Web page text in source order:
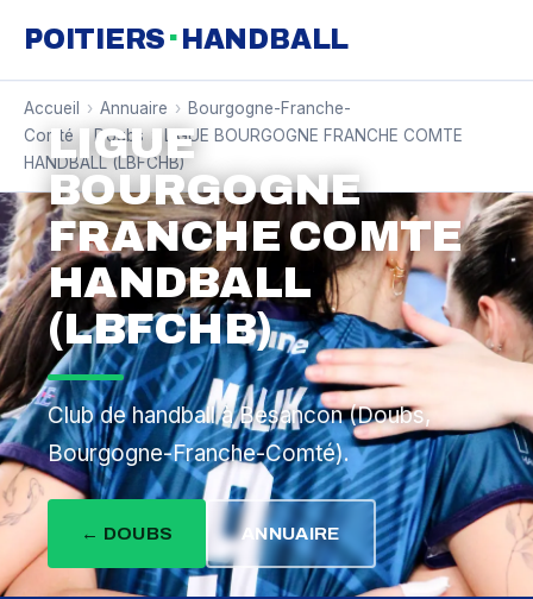
POITIERS · HANDBALL
Accueil › Annuaire › Bourgogne-Franche-
Comté
Doubs ›
LIGUE BOURGOGNE FRANCHE COMTE
HANDBALL (LBFCHB)
LIGUE
BOURGOGNE
FRANCHE COMTE
HANDBALL
(LBFCHB)
Club de handball à Besancon (Doubs,
Bourgogne-Franche-Comté).
← DOUBS ANNUAIRE